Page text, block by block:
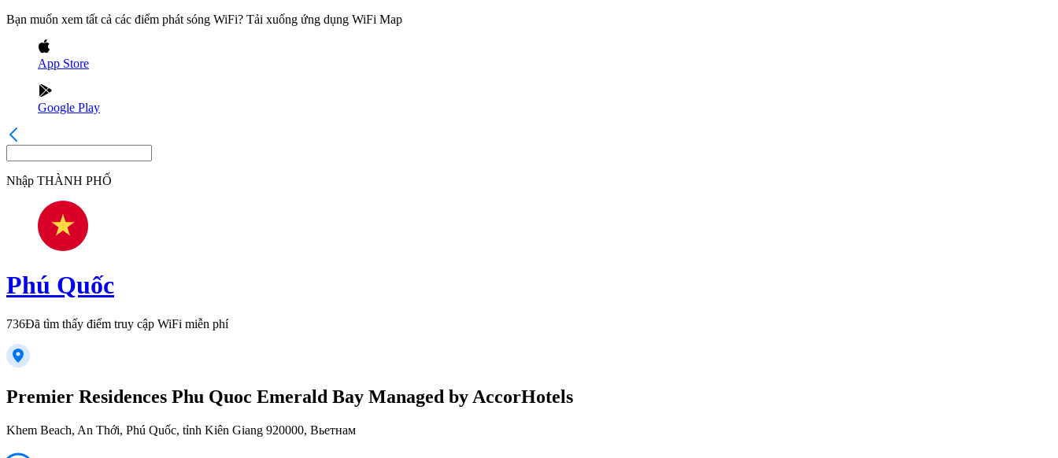
Bạn muốn xem tất cả các điểm phát sóng WiFi? Tải xuống ứng dụng WiFi Map
App Store
Google Play
Nhập THÀNH PHỐ
Phú Quốc
736Đã tìm thấy điểm truy cập WiFi miễn phí
Premier Residences Phu Quoc Emerald Bay Managed by AccorHotels
Khem Beach, An Thới, Phú Quốc, tỉnh Kiên Giang 920000, Вьетнам